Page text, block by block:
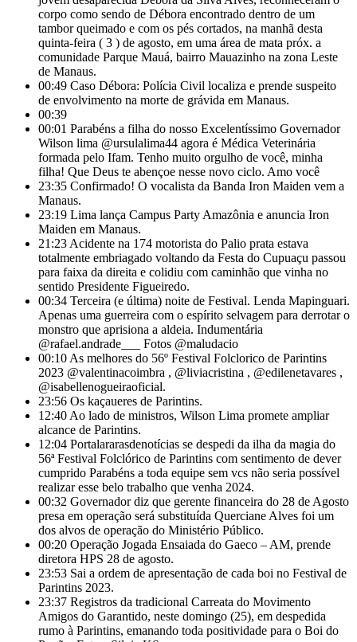
corpo como sendo de Débora encontrado dentro de um
tambor queimado e com os pés cortados, na manhã desta
quinta-feira ( 3 ) de agosto, em uma área de mata próx. a
comunidade Parque Mauá, bairro Mauazinho na zona Leste
de Manaus.
00:49 Caso Débora: Polícia Civil localiza e prende suspeito
de envolvimento na morte de grávida em Manaus.
00:39
00:01 Parabéns a filha do nosso Excelentíssimo Governador
Wilson lima @ursulalima44 agora é Médica Veterinária
formada pelo Ifam. Tenho muito orgulho de você, minha
filha! Que Deus te abençoe nesse novo ciclo. Amo você
23:35 Confirmado! O vocalista da Banda Iron Maiden vem a
Manaus.
23:19 Lima lança Campus Party Amazônia e anuncia Iron
Maiden em Manaus.
21:23 Acidente na 174 motorista do Palio prata estava
totalmente embriagado voltando da Festa do Cupuaçu passou
para faixa da direita e colidiu com caminhão que vinha no
sentido Presidente Figueiredo.
00:34 Terceira (e última) noite de Festival. Lenda Mapinguari.
Apenas uma guerreira com o espírito selvagem para derrotar o
monstro que aprisiona a aldeia. Indumentária
@rafael.andrade___ Fotos @maludacio
00:10 As melhores do 56º Festival Folclorico de Parintins
2023 @valentinacoimbra , @liviacristina , @edilenetavares ,
@isabellenogueiraoficial.
23:56 Os kaçaueres de Parintins.
12:40 Ao lado de ministros, Wilson Lima promete ampliar
alcance de Parintins.
12:04 Portalararasdenotícias se despedi da ilha da magia do
56ª Festival Folclórico de Parintins com sentimento de dever
cumprido Parabéns a toda equipe sem vcs não seria possível
realizar esse belo trabalho que venha 2024.
00:32 Governador diz que gerente financeira do 28 de Agosto
presa em operação será substituída Querciane Alves foi um
dos alvos de operação do Ministério Público.
00:20 Operação Jogada Ensaiada do Gaeco – AM, prende
diretora HPS 28 de agosto.
23:53 Sai a ordem de apresentação de cada boi no Festival de
Parintins 2023.
23:37 Registros da tradicional Carreata do Movimento
Amigos do Garantido, neste domingo (25), em despedida
rumo à Parintins, emanando toda positividade para o Boi do